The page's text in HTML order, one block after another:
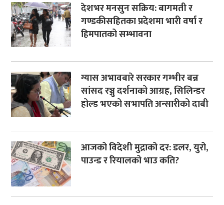
देशभर मनसुन सक्रिय: बागमती र
गण्डकीसहितका प्रदेशमा भारी वर्षा र
हिमपातको सम्भावना
ग्यास अभावबारे सरकार गम्भीर बन्न
सांसद रञ्जु दर्शनाको आग्रह, सिलिन्डर
होल्ड भएको सभापति अन्सारीको दाबी
आजको विदेशी मुद्राको दर: डलर, युरो,
पाउन्ड र रियालको भाउ कति?